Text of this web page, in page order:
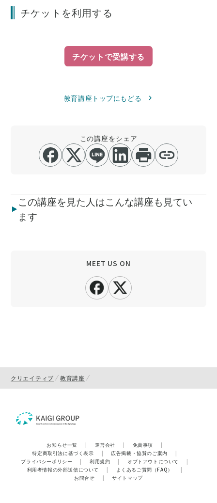
チケットを利用する
チケットで受講する
教育講座トップにもどる
この講座をシェア
この講座を見た人はこんな講座も見てい
ます
MEET US ON
クリエイティブ 教育講座
お知らせ一覧 | 運営会社 | 免責事項
|
特定商取引法に基づく表示
| 広告掲載・協賛のご案内
|
プライバシーポリシー
| 利用規約 | オプトアウトについて
|
利用者情報の外部送信について
| よくあるご質問（FAQ）
|
お問合せ
| サイトマップ